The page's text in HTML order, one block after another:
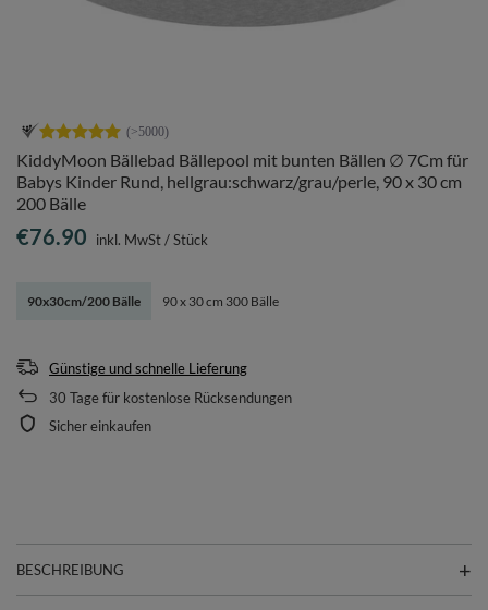
KiddyMoon Bällebad Bällepool mit bunten Bällen ∅ 7Cm für
Babys Kinder Rund, hellgrau:schwarz/grau/perle, 90 x 30 cm
200 Bälle
90x30cm/200 Bälle 90 x 30 cm 300 Bälle
€76.90 inkl. MwSt/Stück
Günstige und schnelle Lieferung
30 Tage für kostenlose Rücksendungen
Sicher einkaufen
BESCHREIBUNG